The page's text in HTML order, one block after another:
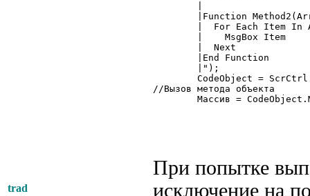
trad
//Вызов метода объекта
При попытке
исключение на